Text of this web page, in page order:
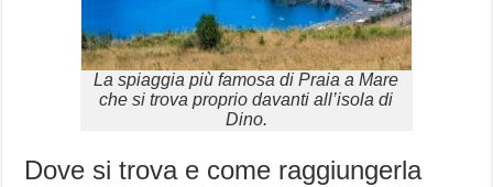
La spiaggia più famosa di Praia a Mare
che si trova proprio davanti all’isola di
Dino.
Dove si trova e come raggiungerla